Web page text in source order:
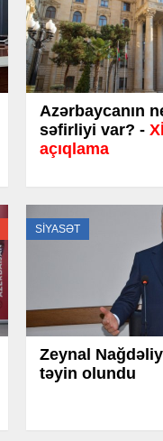
Azərbaycanın
səfirliyi var? -
açıqlama
SİYASƏT
Zeynal
təyin olundu